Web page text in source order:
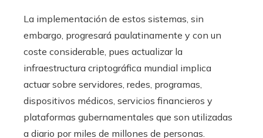
La implementación de estos sistemas, sin
embargo, progresará paulatinamente y con un
coste considerable, pues actualizar la
infraestructura criptográfica mundial implica
actuar sobre servidores, redes, programas,
dispositivos médicos, servicios financieros y
plataformas gubernamentales que son utilizadas
a diario por miles de millones de personas.